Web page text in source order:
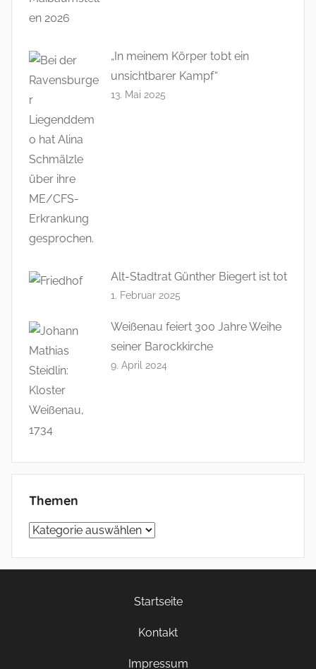
„In meinem Körper tobt ein
unsichtbarer Kampf“
13. Mai 2025
Alt-Stadtrat Günther Biegert ist tot
1. Februar 2025
Weißenau feiert 300 Jahre Weihe
seiner Barockkirche
9. April 2024
Themen
Themen
Startseite
Kontakt
Impressum